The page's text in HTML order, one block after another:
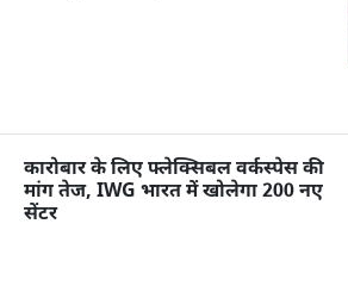
कारोबार के लिए फ्लेक्सिबल वर्कस्पेस की
मांग तेज, IWG भारत में खोलेगा 200 नए
सेंटर